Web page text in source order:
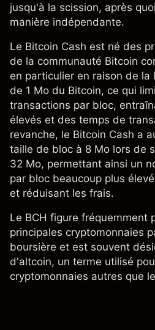
jusqu'à la scission, après
manière indépendante.
Le Bitcoin Cash est né des
de la communauté Bitcoin
en particulier en raison de
de 1 Mo du Bitcoin, ce qui
transactions par bloc,
élevés et des temps de
revanche, le Bitcoin Cash a
taille de bloc à 8 Mo lors de
32 Mo, permettant ainsi un
par bloc beaucoup plus
et réduisant les frais.
Le BCH figure fréquemment
principales cryptomonnaies
boursière et est souvent
d'altcoin, un terme utilisé
cryptomonnaies autres que